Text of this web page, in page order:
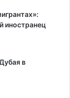
иностранец
в